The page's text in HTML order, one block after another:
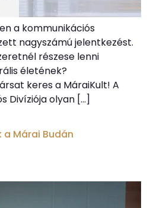
a kommunikációs
nagyszámú jelentkezést.
részese lenni
életének?
keres a MáraiKult! A
Divíziója olyan […]
Márai Budán